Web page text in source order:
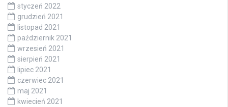
styczeń 2022
grudzień 2021
listopad 2021
październik 2021
wrzesień 2021
sierpień 2021
lipiec 2021
czerwiec 2021
maj 2021
kwiecień 2021